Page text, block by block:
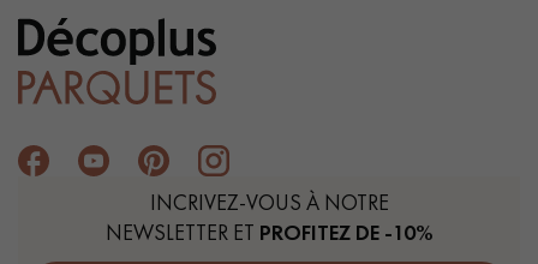
INCRIVEZ-VOUS À NOTRE
NEWSLETTER ET PROFITEZ DE -10%